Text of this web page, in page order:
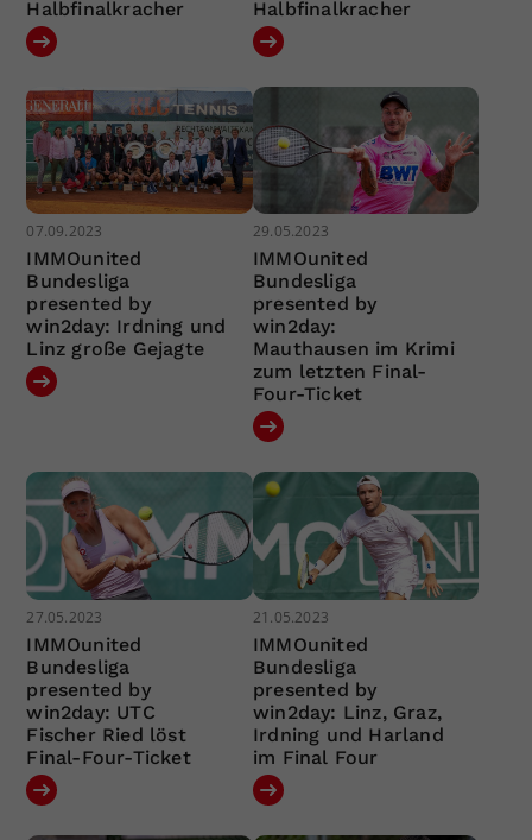
Halbfinalkracher Halbfinalkracher
07.09.2023
IMMOunited
Bundesliga
presented by
win2day: Irdning und
Linz große Gejagte
29.05.2023
IMMOunited
Bundesliga
presented by
win2day:
Mauthausen im Krimi
zum letzten Final-
Four-Ticket
27.05.2023
IMMOunited
Bundesliga
presented by
win2day: UTC
Fischer Ried löst
Final-Four-Ticket
21.05.2023
IMMOunited
Bundesliga
presented by
win2day: Linz, Graz,
Irdning und Harland
im Final Four